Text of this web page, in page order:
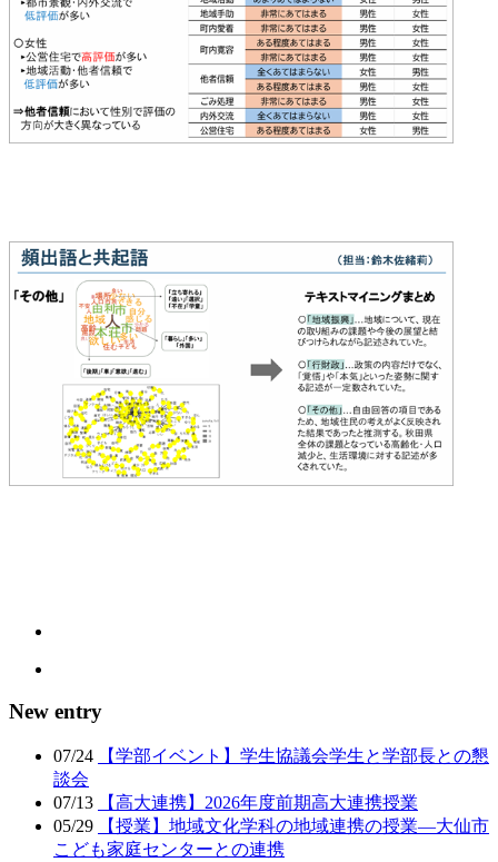
New entry
07/24
【学部イベント】学生協議会学生と学部長との懇
談会
07/13
【高大連携】2026年度前期高大連携授業
05/29
【授業】地域文化学科の地域連携の授業―大仙市
こども家庭センターとの連携